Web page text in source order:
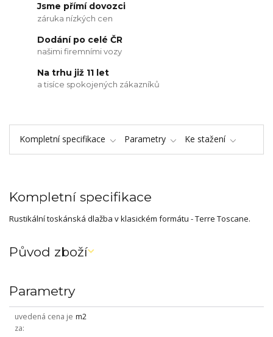
Jsme přímí dovozci
záruka nízkých cen
Dodání po celé ČR
našimi firemními vozy
Na trhu již 11 let
a tisíce spokojených zákazníků
Kompletní specifikace Parametry Ke stažení
Kompletní specifikace
Rustikální toskánská dlažba v klasickém formátu - Terre Toscane.
Původ zboží
Parametry
uvedená cena je
za
m2